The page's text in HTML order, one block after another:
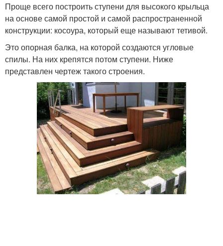
Закрытое крыльцо Крыльцо к дому
Закрытые крыльца
Решения для закрытого
крыльца
Красивое крыльцо Крыльца из дерева
Фундамент под
крыльцо
Железобетонный
фундамент
Проще всего построить ступени для высокого крыльца
на основе самой простой и самой распространенной
конструкции: косоура, который еще называют тетивой.
Это опорная балка, на которой создаются угловые
спилы. На них крепятся потом ступени. Ниже
представлен чертеж такого строения.